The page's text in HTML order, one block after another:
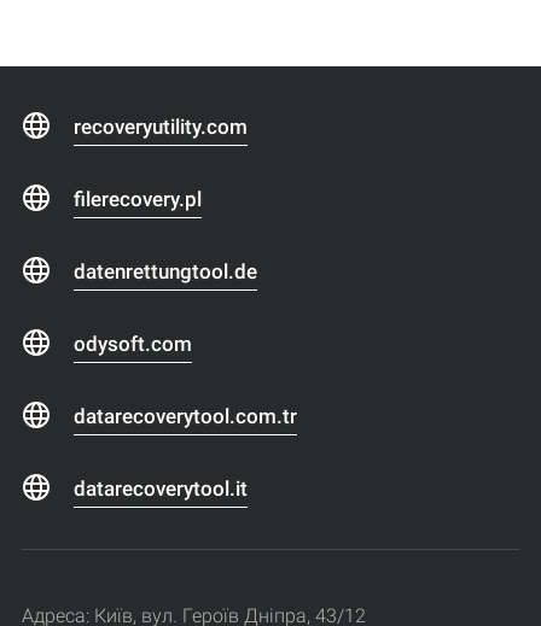
recoveryutility.com
filerecovery.pl
datenrettungtool.de
odysoft.com
datarecoverytool.com.tr
datarecoverytool.it
Адреса: Київ, вул. Героїв Дніпра, 43/12